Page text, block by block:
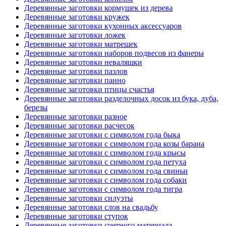
Деревянные заготовки кормушек из дерева
Деревянные заготовки кружек
Деревянные заготовки кухонных аксессуаров
Деревянные заготовки ложек
Деревянные заготовки матрешек
Деревянные заготовки наборов подвесов из фанеры
Деревянные заготовки неваляшки
Деревянные заготовки пазлов
Деревянные заготовки панно
Деревянные заготовки птицы счастья
Деревянные заготовки разделочных досок из бука, дуба,
березы
Деревянные заготовки разное
Деревянные заготовки расчесок
Деревянные заготовки с символом года быка
Деревянные заготовки с символом года козы барана
Деревянные заготовки с символом года крысы
Деревянные заготовки с символом года петуха
Деревянные заготовки с символом года свиньи
Деревянные заготовки с символом года собаки
Деревянные заготовки с символом года тигра
Деревянные заготовки силуэты
Деревянные заготовки слов на свадьбу
Деревянные заготовки ступок